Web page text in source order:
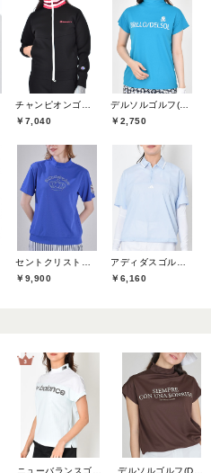
￥7,040
￥2,750
￥9,900
￥6,160